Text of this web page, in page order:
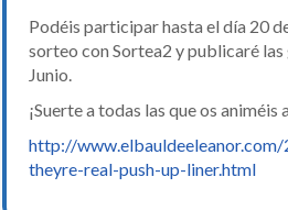
Podéis participar hasta el día 20
sorteo con Sortea2 y publicaré las
Junio.
¡Suerte a todas las que os
http://
theyre-real-push-up-liner.html